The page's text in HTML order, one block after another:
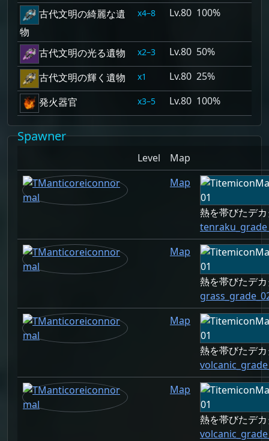
古代文明の綺麗な遺
物
4–8 80 100%
古代文明の光る遺物 2–3 80 50%
古代文明の輝く遺物
1 80 25%
発火器官
3–5 80 100%
Spawner
Level
Map
Map
熱を帯びたデ
Map
熱を帯びたデ
Map
熱を帯びたデ
Map
熱を帯びたデ